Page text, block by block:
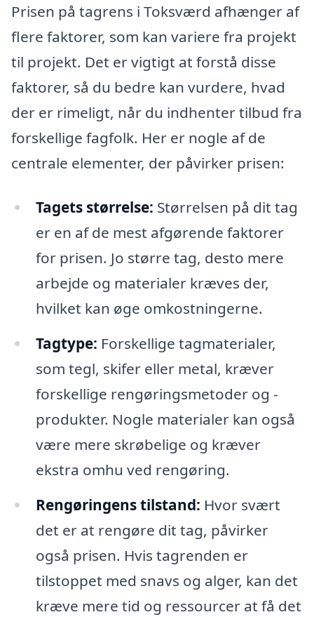
Prisen på tagrens i Toksværd afhænger af
flere faktorer, som kan variere fra projekt
til projekt. Det er vigtigt at forstå disse
faktorer, så du bedre kan vurdere, hvad
der er rimeligt, når du indhenter tilbud fra
forskellige fagfolk. Her er nogle af de
centrale elementer, der påvirker prisen:
Tagets størrelse: Størrelsen på dit tag
er en af de mest afgørende faktorer
for prisen. Jo større tag, desto mere
arbejde og materialer kræves der,
hvilket kan øge omkostningerne.
Tagtype: Forskellige tagmaterialer,
som tegl, skifer eller metal, kræver
forskellige rengøringsmetoder og -
produkter. Nogle materialer kan også
være mere skrøbelige og kræver
ekstra omhu ved rengøring.
Rengøringens tilstand: Hvor svært
det er at rengøre dit tag, påvirker
også prisen. Hvis tagrenden er
tilstoppet med snavs og alger, kan det
kræve mere tid og ressourcer at få det